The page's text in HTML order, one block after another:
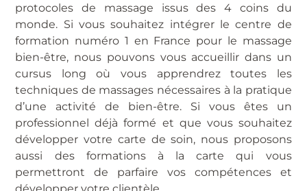
protocoles de massage issus des 4 coins du
monde. Si vous souhaitez intégrer le centre de
formation numéro 1 en France pour le massage
bien-être, nous pouvons vous accueillir dans un
cursus long où vous apprendrez toutes les
techniques de massages nécessaires à la pratique
d’une activité de bien-être. Si vous êtes un
professionnel déjà formé et que vous souhaitez
développer votre carte de soin, nous proposons
aussi des formations à la carte qui vous
permettront de parfaire vos compétences et
développer votre clientèle.